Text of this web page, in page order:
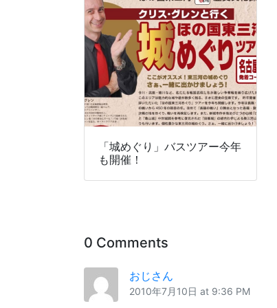
「城めぐり」バスツアー今年
も開催！
0 Comments
おじさん
2010年7月10日 at 9:36 PM